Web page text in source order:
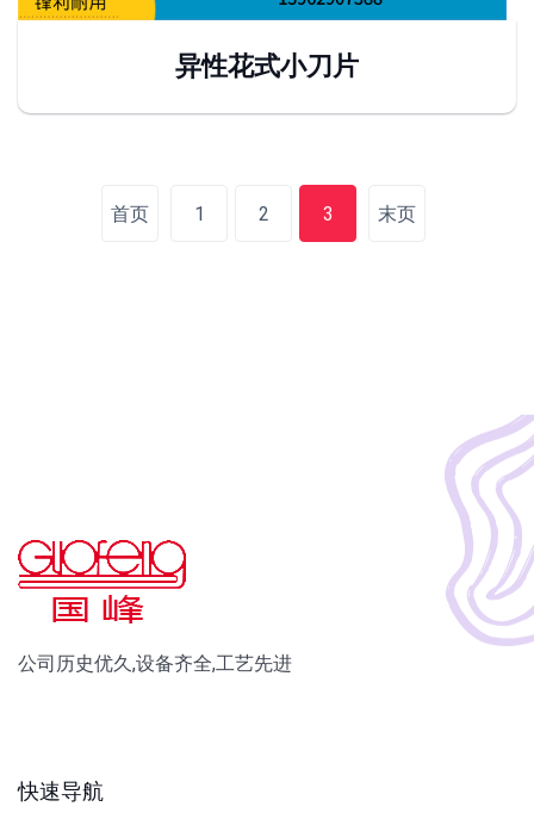
异性花式小刀片
首页 1 2 3 末页
公司历史优久,设备齐全,工艺先进
快速导航